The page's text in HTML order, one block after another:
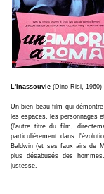
L'inassouvie (Dino Risi, 1960)
Un bien beau film qui
les espaces, les personnages
(l'autre titre du film,
particulièrement dans
Baldwin (et ses faux airs de
plus désabusés des
justesse.